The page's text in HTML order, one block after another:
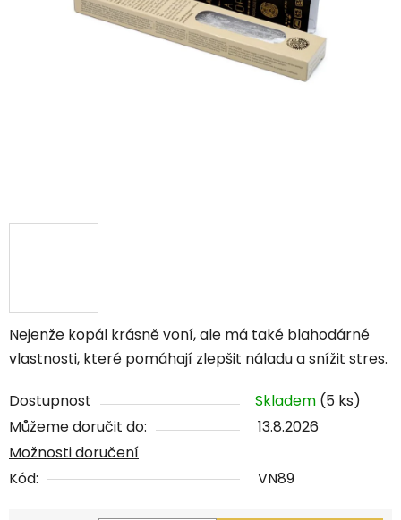
Nejenže kopál krásně voní, ale má také blahodárné
vlastnosti, které pomáhají zlepšit náladu a snížit stres.
Dostupnost Skladem (5 ks)
Můžeme doručit do:
13.8.2026
Možnosti doručení
Kód:
VN89